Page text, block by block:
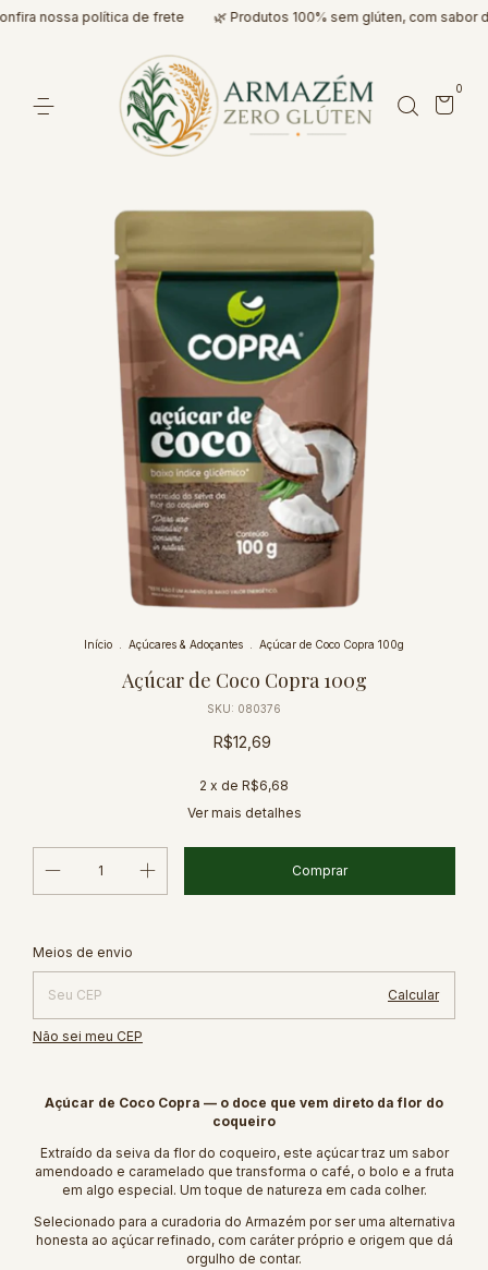
nossa política de frete 🌿 Produtos 100% sem glúten, com sabor
0
Início . Açúcares & Adoçantes . Açúcar de Coco Copra 100g
Açúcar de Coco Copra 100g
SKU: 080376
R$12,69
2 x de R$6,68
Ver mais detalhes
Entregas para o CEP:
Meios de envio
Calcular
Não sei meu CEP
Açúcar de Coco Copra — o doce que vem direto da flor do
coqueiro
Extraído da seiva da flor do coqueiro, este açúcar traz um sabor
amendoado e caramelado que transforma o café, o bolo e a fruta
em algo especial. Um toque de natureza em cada colher.
Selecionado para a curadoria do Armazém por ser uma alternativa
honesta ao açúcar refinado, com caráter próprio e origem que dá
orgulho de contar.